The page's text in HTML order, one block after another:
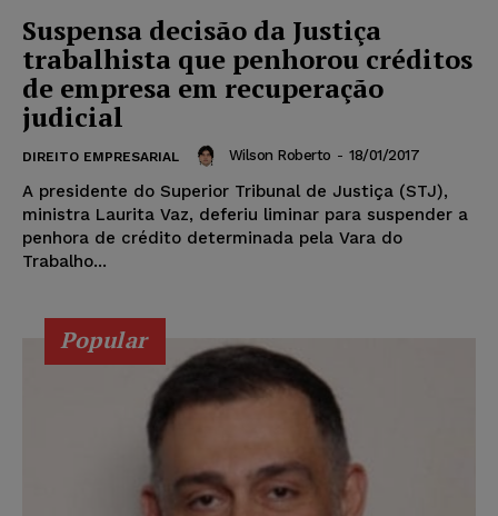
Suspensa decisão da Justiça
trabalhista que penhorou créditos
de empresa em recuperação
judicial
DIREITO EMPRESARIAL Wilson Roberto - 18/01/2017
A presidente do Superior Tribunal de Justiça (STJ),
ministra Laurita Vaz, deferiu liminar para suspender a
penhora de crédito determinada pela Vara do
Trabalho...
Popular